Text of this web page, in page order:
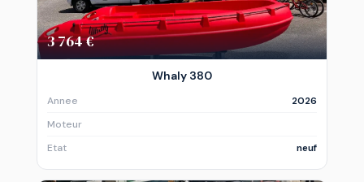
3 764 €
Whaly 380
Annee
2026
Moteur
Etat
neuf